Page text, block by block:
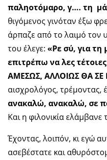
παληοτόμαρο, γ…. τη
θιγόμενος γινόταν έξω
άρπαζε από το λαιμό τον
του έλεγε: «Ρε σύ, για τη
επιτρέπω να λες
ΑΜΕΣΩΣ, ΑΛΛΟΙΩΣ ΘΑ ΣΕ
αισχρολόγος, τρέμοντας,
ανακαλώ, ανακαλώ, σε
Και η φιλονικία ελάμβανε
Έχοντας, λοιπόν, κι εγώ
ασεβέστατε και